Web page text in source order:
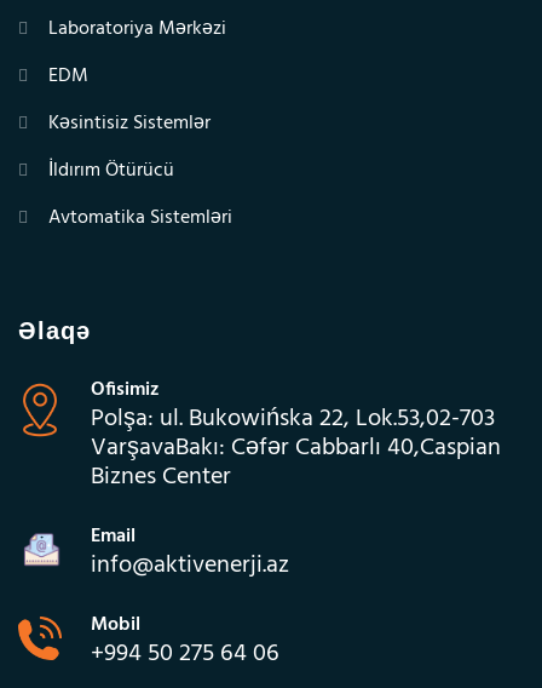
Laboratoriya Mərkəzi
EDM
Kəsintisiz Sistemlər
İldırım Ötürücü
Avtomatika Sistemləri
Əlaqə
Ofisimiz
Polşa: ul. Bukowińska 22, Lok.53,02-703
VarşavaBakı: Cəfər Cabbarlı 40,Caspian
Biznes Center
Email
info@aktivenerji.az
Mobil
+994 50 275 64 06